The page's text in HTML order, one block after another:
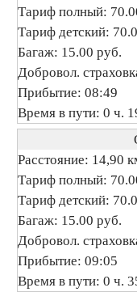
Тариф полный:
Тариф детский:
Багаж: 15.00 руб.
Добровол.
Прибытие: 08:49
Время в пути: 0 ч.
Расстояние: 14,90
Тариф полный:
Тариф детский:
Багаж: 15.00 руб.
Добровол.
Прибытие: 09:05
Время в пути: 0 ч.